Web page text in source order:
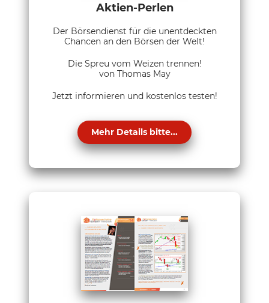
Aktien-Perlen
Der Börsendienst für die unentdeckten
Chancen an den Börsen der Welt!
Die Spreu vom Weizen trennen!
von Thomas May
Jetzt informieren und kostenlos testen!
Mehr Details bitte...